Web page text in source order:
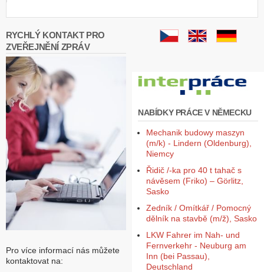
RYCHLÝ KONTAKT PRO
ZVEŘEJNĚNÍ ZPRÁV
Pro více informací nás můžete
kontaktovat na:
NABÍDKY PRÁCE V NĚMECKU
Mechanik budowy maszyn
(m/k) - Lindern (Oldenburg),
Niemcy
Řidič /-ka pro 40 t tahač s
návěsem (Friko) – Görlitz,
Sasko
Zedník / Omítkář / Pomocný
dělník na stavbě (m/ž), Sasko
LKW Fahrer im Nah- und
Fernverkehr - Neuburg am
Inn (bei Passau),
Deutschland